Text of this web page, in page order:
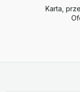
Karta,